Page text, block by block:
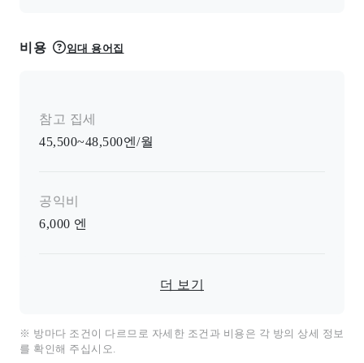
비용 임대 용어집
참고 집세
45,500~48,500엔/월
공익비
6,000 엔
더 보기
※ 방마다 조건이 다르므로 자세한 조건과 비용은 각 방의 상세 정보
를 확인해 주십시오.